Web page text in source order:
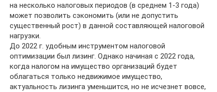
на несколько налоговых периодов (в среднем 1-3 года)
может позволить сэкономить (или не допустить
существенный рост) в данной составляющей налоговой
нагрузки.
До 2022 г. удобным инструментом налоговой
оптимизации был лизинг. Однако начиная с 2022 года,
когда налогом на имущество организаций будет
облагаться только недвижимое имущество,
актуальность лизинга уменьшится, но не исчезнет вовсе,